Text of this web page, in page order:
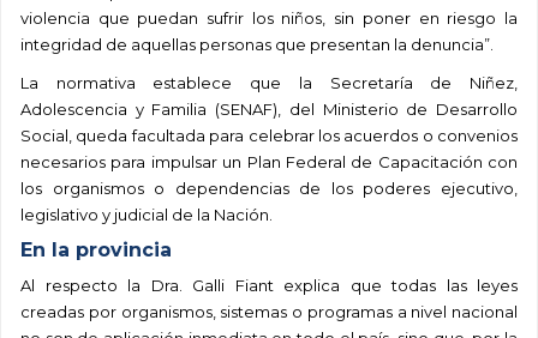
violencia que puedan sufrir los niños, sin poner en riesgo la
integridad de aquellas personas que presentan la denuncia”.
La normativa establece que la Secretaría de Niñez,
Adolescencia y Familia (SENAF), del Ministerio de Desarrollo
Social, queda facultada para celebrar los acuerdos o convenios
necesarios para impulsar un Plan Federal de Capacitación con
los organismos o dependencias de los poderes ejecutivo,
legislativo y judicial de la Nación.
En la provincia
Al respecto la Dra. Galli Fiant explica que todas las leyes
creadas por organismos, sistemas o programas a nivel nacional